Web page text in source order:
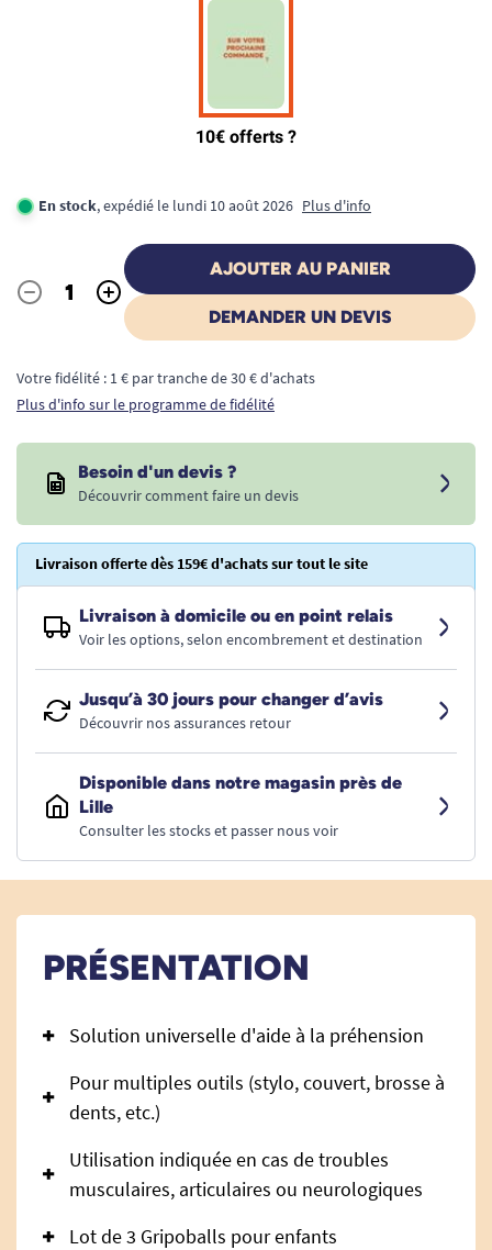
En stock, expédié le lundi 10 août 2026 Plus d'info
Quantité
- +
AJOUTER AU PANIER
DEMANDER UN DEVIS
Votre fidélité : 1 € par tranche de 30 € d'achats
Plus d'info sur le programme de fidélité
Besoin d'un devis ?
Découvrir comment faire un devis
Livraison offerte dès 159€ d'achats sur tout le site
Livraison à domicile ou en point relais
Voir les options, selon encombrement et destination
Jusqu’à 30 jours pour changer d’avis
Découvrir nos assurances retour
Disponible dans notre magasin près de
Lille
Consulter les stocks et passer nous voir
PRÉSENTATION
Solution universelle d'aide à la préhension
Pour multiples outils (stylo, couvert, brosse à
dents, etc.)
Utilisation indiquée en cas de troubles
musculaires, articulaires ou neurologiques
Lot de 3 Gripoballs pour enfants